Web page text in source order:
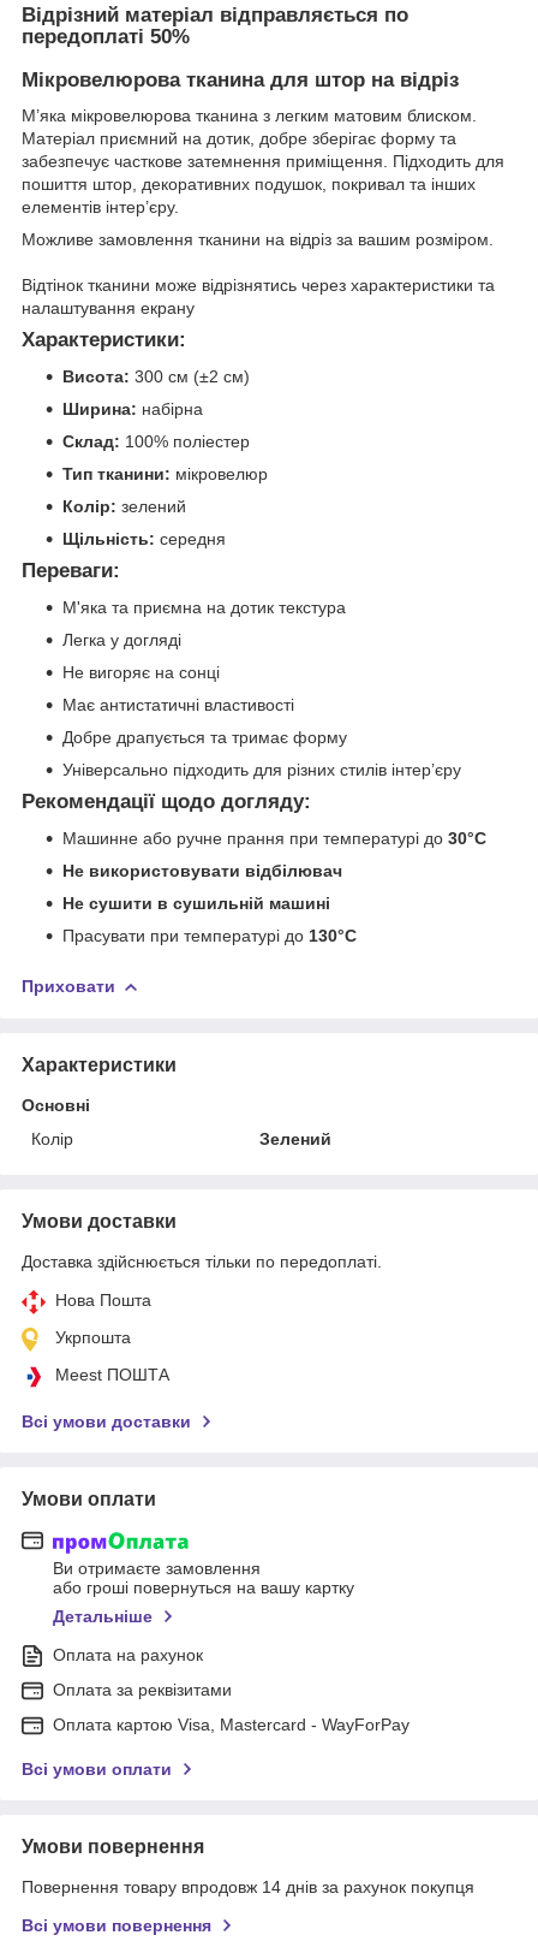
Відрізний матеріал відправляється по
передоплаті 50%
Мікровелюрова тканина для штор на відріз
М’яка мікровелюрова тканина з легким матовим блиском.
Матеріал приємний на дотик, добре зберігає форму та
забезпечує часткове затемнення приміщення. Підходить для
пошиття штор, декоративних подушок, покривал та інших
елементів інтер’єру.
Можливе замовлення тканини на відріз за вашим розміром.
Відтінок тканини може відрізнятись через характеристики та
налаштування екрану
Характеристики:
Висота: 300 см (±2 см)
Ширина: набірна
Склад: 100% поліестер
Тип тканини: мікровелюр
Колір: зелений
Щільність: середня
Переваги:
М'яка та приємна на дотик текстура
Легка у догляді
Не вигоряє на сонці
Має антистатичні властивості
Добре драпується та тримає форму
Універсально підходить для різних стилів інтер’єру
Рекомендації щодо догляду:
Машинне або ручне прання при температурі до 30°C
Не використовувати відбілювач
Не сушити в сушильній машині
Прасувати при температурі до 130°C
Приховати
Характеристики
Основні
Колір
Зелений
Умови доставки
Доставка здійснюється тільки по передоплаті.
Нова Пошта
Укрпошта
Meest ПОШТА
Всі умови доставки
Умови оплати
Ви отримаєте замовлення
або гроші повернуться на вашу картку
Детальніше
Оплата на рахунок
Оплата за реквізитами
Оплата картою Visa, Mastercard - WayForPay
Всі умови оплати
Умови повернення
Повернення товару впродовж 14 днів за рахунок покупця
Всі умови повернення